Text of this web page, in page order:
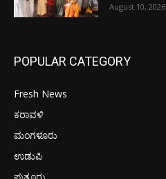
August 10, 2026
POPULAR CATEGORY
Fresh News
ಕರಾವಳಿ
ಮಂಗಳೂರು
ಉಡುಪಿ
ಪುತ್ತೂರು